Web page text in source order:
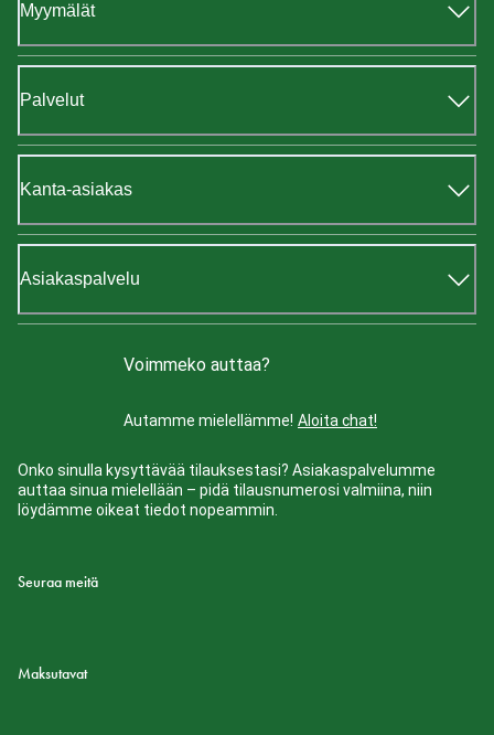
Myymälät
Palvelut
Kanta-asiakas
Asiakaspalvelu
Voimmeko auttaa?
Autamme mielellämme! Aloita chat!
Onko sinulla kysyttävää tilauksestasi? Asiakaspalvelumme
auttaa sinua mielellään – pidä tilausnumerosi valmiina, niin
löydämme oikeat tiedot nopeammin.
Seuraa meitä
Maksutavat